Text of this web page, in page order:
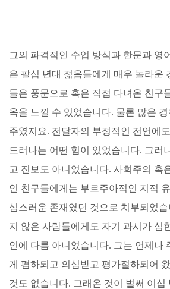
그의 파격적인 수업 방식과 한문과 영
은 팔십 년대 젊음들에게 매우 놀라운
들은 풍문으로 혹은 직접 다녀온 친구
옥을 느낄 수 있었습니다. 물론 많은 경
주였지요. 전달자의 부정적인 전언에
드러나는 어떤 힘이 있었습니다. 그러
고 진보도 아니었습니다. 사회주의 혹
인 친구들에게는 부르주아적인 지적
심스러운 존재였던 것으로 치부되었
지 않은 사람들에게도 자기 과시가 심
인에 다름 아니었습니다. 그는 언제나
게 폄하되고 의심받고 평가절하되어
것도 없습니다. 그래온 것이 벌써 이십